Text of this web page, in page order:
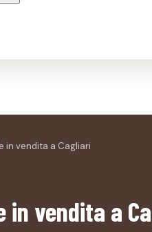
in vendita a Cagliari
in vendita a